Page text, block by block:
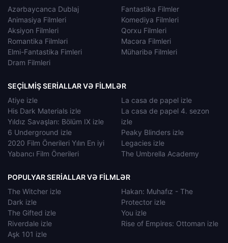
Azərbaycanca Dublaj
Animasiya Filmleri
Aksiyon Filmleri
Romantika Filmləri
Elmi-Fantastika Fimleri
Dram Filmleri
Fantastika Filmler
Komediya Filmleri
Qorxu Filmleri
Macəra Filmleri
Müharibə Filmleri
SEÇILMIŞ SERIALLAR VƏ FILMLƏR
Atiye izle
His Dark Materials izle
Yıldız Savaşları: Bölüm IX izle
6 Underground izle
2020 Film Önerileri Yılın En iyi
Yabancı Film Önerileri
La casa de papel izle
La casa de papel 4. sezon
izle
Peaky Blinders izle
Legacies izle
The Umbrella Academy
POPULYAR SERIALLAR VƏ FILMLƏR
The Witcher izle
Dark izle
The Gifted izle
Riverdale izle
Aşk 101 izle
Hakan: Muhafız - The
Protector izle
You izle
Rise of Empires: Ottoman izle